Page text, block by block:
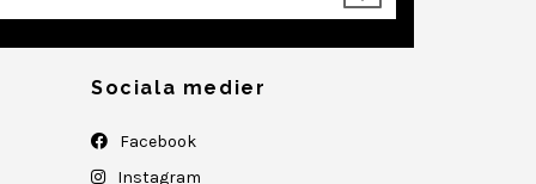
Sociala medier
Facebook
Instagram